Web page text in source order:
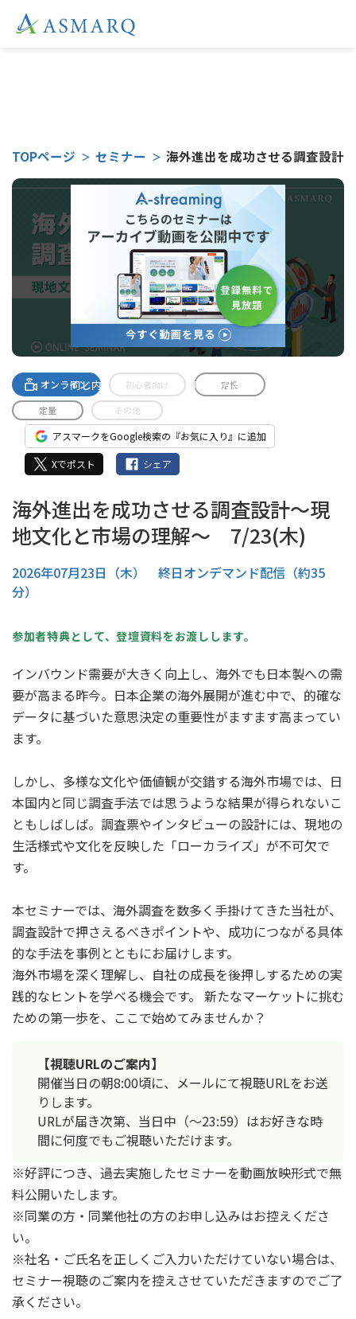
TOPページ セミナー 海外進出を成功させる調査設
受付終了となりました。
同じ内容のセミナーがご視聴いただけます。
オンライン 初心者向け 定性
定量 その他
アスマークをGoogle検索の『お気に入り』に追加
Xでポスト シェア
海外進出を成功させる調査設計～現
地文化と市場の理解～ 7/23(木)
2026年07月23日（木） 終日オンデマンド配信（約35
分）
参加者特典として、登壇資料をお渡しします。
インバウンド需要が大きく向上し、海外でも日本製への需
要が高まる昨今。日本企業の海外展開が進む中で、的確な
データに基づいた意思決定の重要性がますます高まってい
ます。
しかし、多様な文化や価値観が交錯する海外市場では、日
本国内と同じ調査手法では思うような結果が得られないこ
ともしばしば。調査票やインタビューの設計には、現地の
生活様式や文化を反映した「ローカライズ」が不可欠で
す。
本セミナーでは、海外調査を数多く手掛けてきた当社が、
調査設計で押さえるべきポイントや、成功につながる具体
的な手法を事例とともにお届けします。
海外市場を深く理解し、自社の成長を後押しするための実
践的なヒントを学べる機会です。 新たなマーケットに挑む
ための第一歩を、ここで始めてみませんか？
【視聴URLのご案内】
開催当日の朝8:00頃に、メールにて視聴URLをお送
りします。
URLが届き次第、当日中（〜23:59）はお好きな時
間に何度でもご視聴いただけます。
※好評につき、過去実施したセミナーを動画放映形式で無
料公開いたします。
※同業の方・同業他社の方のお申し込みはお控えくださ
い。
※社名・ご氏名を正しくご入力いただけていない場合は、
セミナー視聴のご案内を控えさせていただきますのでご了
承ください。